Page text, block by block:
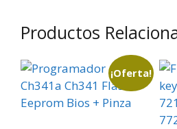
Productos
¡Oferta!